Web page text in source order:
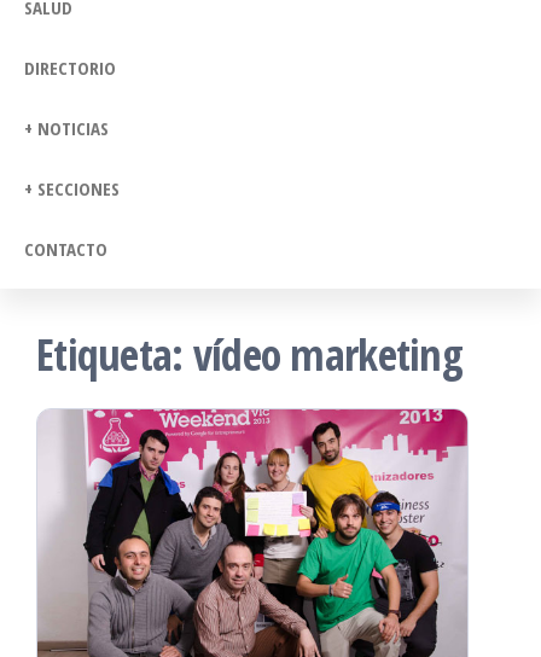
SALUD
DIRECTORIO
+ NOTICIAS
+ SECCIONES
CONTACTO
Etiqueta: vídeo marketing